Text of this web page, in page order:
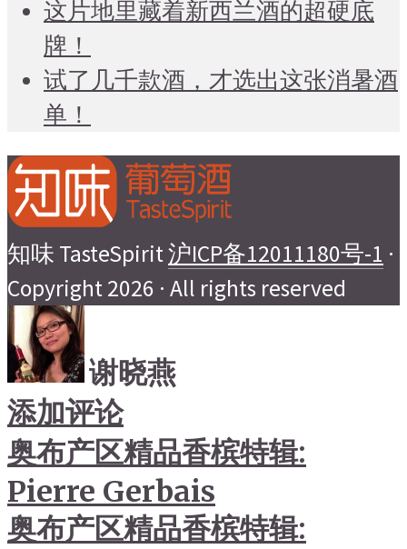
这片地里藏着新西兰酒的超硬底
牌！
试了几千款酒，才选出这张消暑酒
单！
知味 TasteSpirit沪ICP备12011180号-1 ·
Copyright 2026 · All rights reserved
谢晓燕
添加评论
奥布产区精品香槟特辑:
Pierre Gerbais
奥布产区精品香槟特辑: